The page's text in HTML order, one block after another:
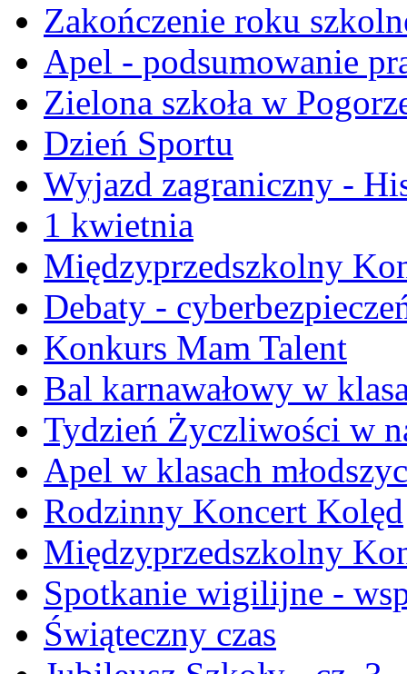
Zakończenie roku
Apel - podsumowanie
Zielona szkoła w
Dzień Sportu
Wyjazd zagraniczny -
1 kwietnia
Międzyprzedszkolny
Debaty -
Konkurs Mam Talent
Bal karnawałowy w
Tydzień Życzliwości w
Apel w klasach
Rodzinny Koncert Kolęd
Międzyprzedszkolny
Spotkanie wigilijne -
Świąteczny czas